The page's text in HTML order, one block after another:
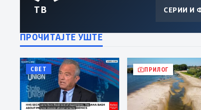
ТВ СЕРИИ И
ПРОЧИТАЈТЕ УШТЕ
СВЕТ ПРИЛОГ